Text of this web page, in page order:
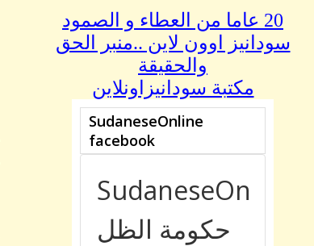
20 عاما من العطاء و الصمود
سودانيز اوون لاين ..منبر الحق
والحقيقة
مكتبة سودانيزاونلاين